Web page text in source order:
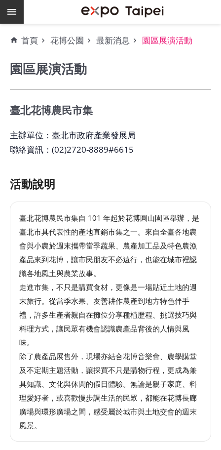
跳到主要內容區塊
門
地
借
空
檔
期
艷
館
會
展
臺
北
回
饋
場
地
申
請
新
創
首頁 花博公園 最新消息 園區展演活動
園區展演活動
臺北花博農民市集
主辦單位：臺北市政府產業發展局
聯絡資訊：(02)2720-8889#6615
活動說明
臺北花博農民市集自 101 年起於花博圓山園區舉辦，是
臺北市具代表性的產地直銷市集之一。來自全臺各地農
會與小農於週末攜帶當季蔬果、農產加工品及特色農漁
產品來到花博，讓市民朋友不必遠行，也能在城市裡認
識各地風土與農業故事。
走進市集，不只是購買食材，更像是一場貼近土地的週
末旅行。從當季水果、友善耕作農產到地方特色伴手
禮，許多生產者親自在攤位分享種植歷程、挑選技巧與
料理方式，讓民眾有機會認識農產品背後的人情與風
味。
除了農產品展售外，現場亦結合花博音樂會、農學講堂
及不定期主題活動，讓採買不只是購物行程，更成為兼
具知識、文化與休閒的假日體驗。無論是親子家庭、料
理愛好者，或喜歡慢步調生活的民眾，都能在花博長廊
廣場與環形廣場之間，感受屬於城市與土地交會的週末
風景。